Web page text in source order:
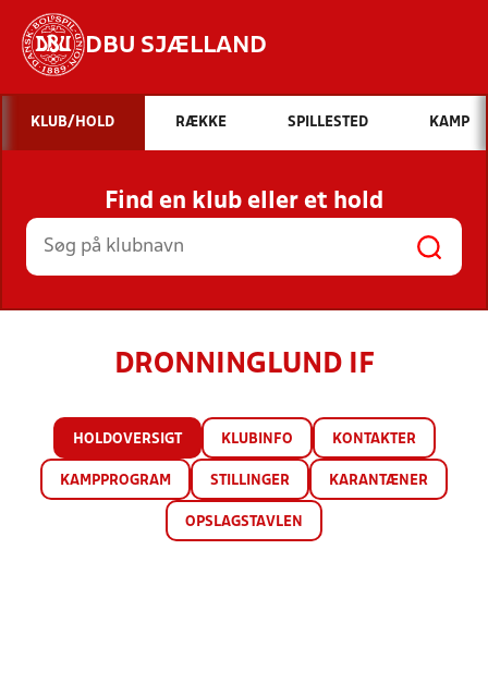
DBU SJÆLLAND
Hvad vil du søge efter?
INDHOLD OG NYHEDER
STILLINGER, RESULTATER, KLUBBER OG
HOLD
KLUB/HOLD RÆKKE SPILLESTED KAMP
Find en klub eller et hold
DRONNINGLUND IF
HOLDOVERSIGT KLUBINFO KONTAKTER
KAMPPROGRAM STILLINGER KARANTÆNER
OPSLAGSTAVLEN